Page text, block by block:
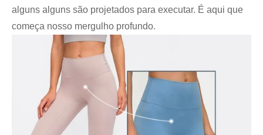
alguns alguns são projetados para executar. É aqui que
começa nosso mergulho profundo.